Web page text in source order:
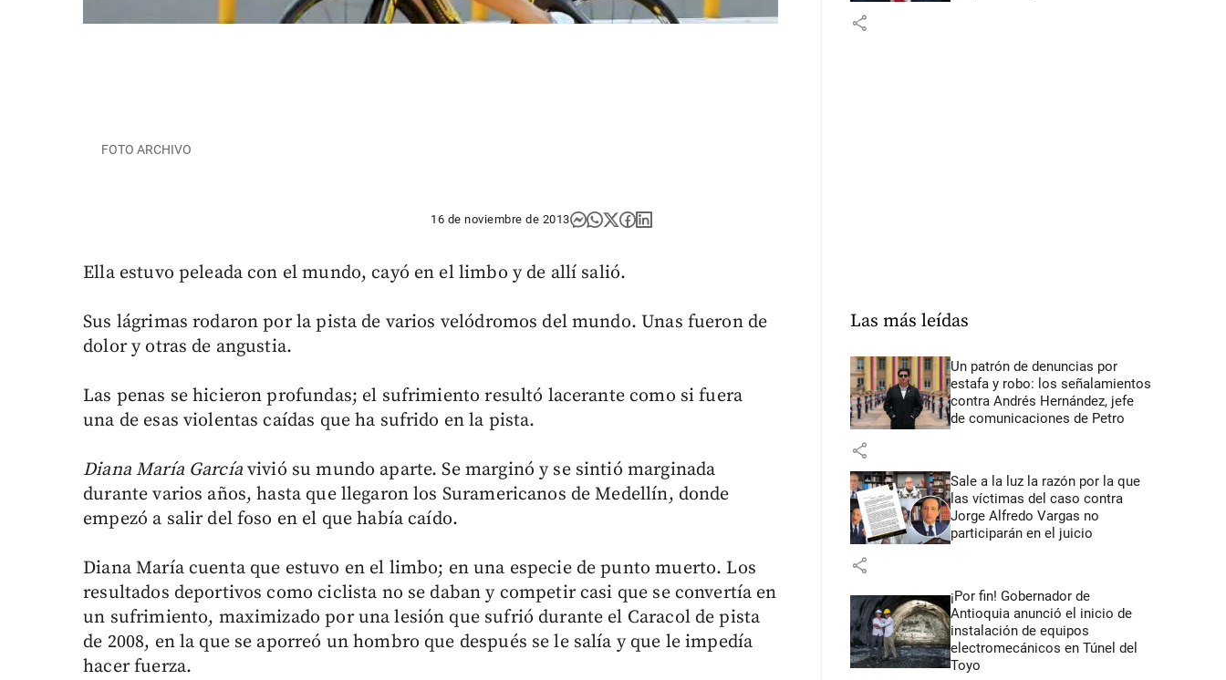
FOTO ARCHIVO
16 de noviembre de 2013
Ella estuvo peleada con el mundo, cayó en el limbo y de allí salió.
Sus lágrimas rodaron por la pista de varios velódromos del mundo. Unas fueron de
dolor y otras de angustia.
Las penas se hicieron profundas; el sufrimiento resultó lacerante como si fuera
una de esas violentas caídas que ha sufrido en la pista.
Diana María Garcíavivió su mundo aparte. Se marginó y se sintió marginada
durante varios años, hasta que llegaron los Suramericanos de Medellín, donde
empezó a salir del foso en el que había caído.
Diana María cuenta que estuvo en el limbo; en una especie de punto muerto. Los
resultados deportivos como ciclista no se daban y competir casi que se convertía en
un sufrimiento, maximizado por una lesión que sufrió durante el Caracol de pista
de 2008, en la que se aporreó un hombro que después se le salía y que le impedía
hacer fuerza.
share
Las más leídas
Un patrón de denuncias por
estafa y robo: los señalamientos
contra Andrés Hernández, jefe
de comunicaciones de Petro
share
Sale a la luz la razón por la que
las víctimas del caso contra
Jorge Alfredo Vargas no
participarán en el juicio
share
¡Por fin! Gobernador de
Antioquia anunció el inicio de
instalación de equipos
electromecánicos en Túnel del
Toyo